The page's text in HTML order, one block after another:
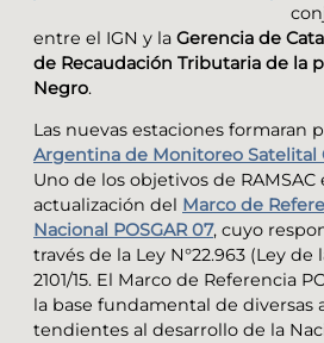
entre el IGN y la Gerencia de
de Recaudación Tributaria de la
Negro.
Las nuevas estaciones formaran
Argentina de Monitoreo Satelital
Uno de los objetivos de
actualización del Marco de
Nacional POSGAR 07, cuyo
través de la Ley N°22.963 (Ley
2101/15. El Marco de Referencia
la base fundamental de diversas
tendientes al desarrollo de la